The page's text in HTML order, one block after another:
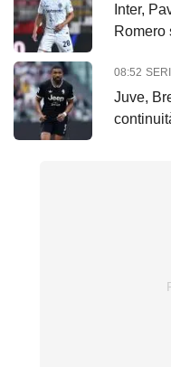
Inter,
Romero
08:52
Juve,